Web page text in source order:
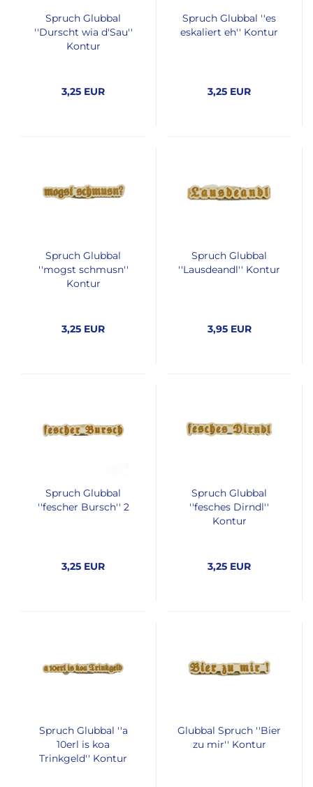
Spruch Glubbal
''Durscht wia d'Sau''
Kontur
3,25 EUR
Spruch Glubbal ''es
eskaliert eh'' Kontur
3,25 EUR
Spruch Glubbal
''mogst schmusn''
Kontur
3,25 EUR
Spruch Glubbal
''Lausdeandl'' Kontur
3,95 EUR
Spruch Glubbal
''fescher Bursch'' 2
3,25 EUR
Spruch Glubbal
''fesches Dirndl''
Kontur
3,25 EUR
Spruch Glubbal ''a
10erl is koa
Trinkgeld'' Kontur
Glubbal Spruch ''Bier
zu mir'' Kontur